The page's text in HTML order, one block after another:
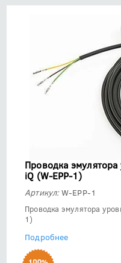
Проводка
iQ (W-EPP-1)
Артикул:W-EPP-1
Проводка эмулятора
1)
Подробнее